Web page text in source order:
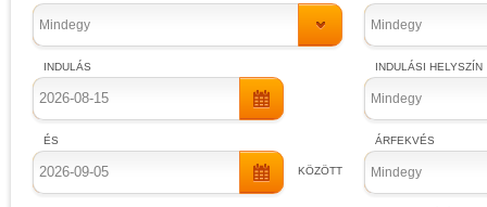
Mindegy
INDULÁS
ÉS
KÖZÖTT
Mindegy
INDULÁSI HELYSZÍN
Mindegy
ÁRFEKVÉS
Mindegy